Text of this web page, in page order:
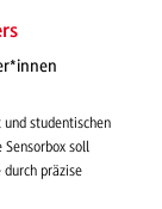
studentischen
soll
präzise